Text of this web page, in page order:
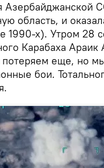
Азербайджанской
область, и
1990-х). Утром 28
Карабаха
еще, но
бои.